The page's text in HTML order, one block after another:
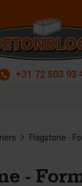
+31 72 503 93
Flagstone -
-